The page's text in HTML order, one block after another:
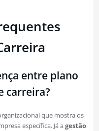
entre plano
carreira?
que mostra os
específica. Já agestão